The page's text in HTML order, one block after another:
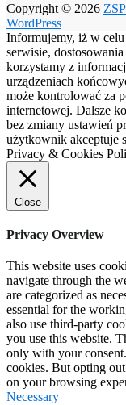
Copyright © 2026
WordPress
Informujemy, iż w
serwisie,
korzystamy z
urządzeniach
może kontrolować za
internetowej. Dalsze
bez zmiany ustawień
użytkownik akceptuje
Privacy & Cookies
Close
Privacy Overview
This website uses
navigate through the
are categorized as
essential for the
also use third-party
you use this website.
only with your
cookies. But opting
on your browsing
Necessary